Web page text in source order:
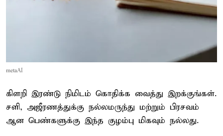
metaAI
கிளறி இரண்டு நிமிடம் கொதிக்க வைத்து இறக்குங்கள்.
சளி, அஜீரணத்துக்கு நல்லமருந்து மற்றும் பிரசவம்
ஆன பெண்களுக்கு இந்த குழம்பு மிகவும் நல்லது.